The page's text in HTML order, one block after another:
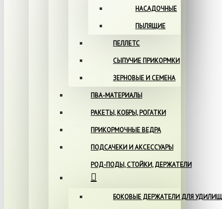
НАСАДОЧНЫЕ
ПЫЛЯЩИЕ
ПЕЛЛЕТС
СЫПУЧИЕ ПРИКОРМКИ
ЗЕРНОВЫЕ И СЕМЕНА
ПВА-МАТЕРИАЛЫ
РАКЕТЫ, КОБРЫ, РОГАТКИ
ПРИКОРМОЧНЫЕ ВЕДРА
ПОДСАЧЕКИ И АКСЕССУАРЫ
РОД-ПОДЫ, СТОЙКИ, ДЕРЖАТЕЛИ
БОКОВЫЕ ДЕРЖАТЕЛИ ДЛЯ УДИЛИЩ